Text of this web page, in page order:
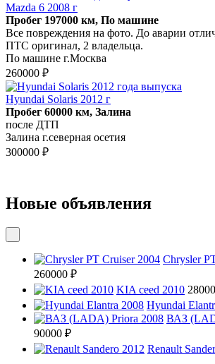
Mazda 6 2008 г
Пробег 197000 км, По машине
Все повреждения на фото. До аварии
ПТС оригинал, 2 владельца.
По машине г.Москва
260000 ₽
Hyundai Solaris 2012 г
Пробег 60000 км, Залина
после ДТП
Залина г.северная осетия
300000 ₽
Новые объявления
Chrysler
260000 ₽
KIA ceed 2010
Hyundai
ВАЗ
90000 ₽
Renault